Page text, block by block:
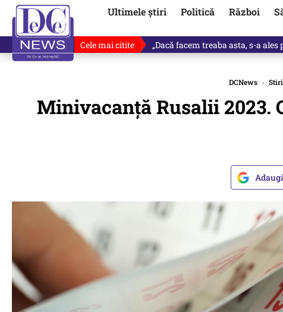
Ultimele știri Politică Război
Cele mai citite Victor Ponta, anunț despre noul
DCNews › Stiri
Minivacanţă Rusalii 2023.